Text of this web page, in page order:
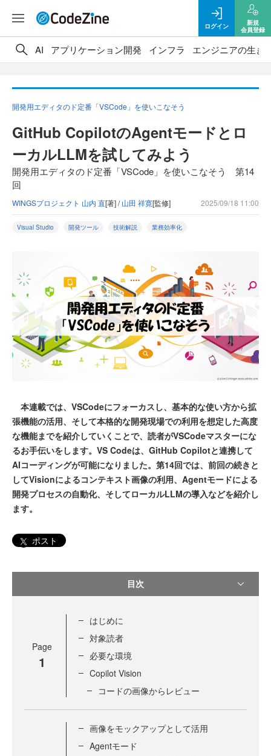
ログイン
新規
会員登録
AI アプリケーション開発 インフラ エンジニアの生き
開発用エディタのド定番「VSCode」を使いこなそう
GitHub CopilotのAgentモードとロ
ーカルLLMを試してみよう
開発用エディタのド定番「VSCode」を使いこなそう 第14
回
WINGSプロジェクト 山内 直[著] /山田 祥寛[監修] 2025/09/18 11:00
Visual Studio 開発ツール 技術解説 業務効率化
本連載では、VSCodeにフォーカスし、基本的な使い方から拡
張機能の活用、そして本格的な開発現場での利用を想定した高度
な機能までを紹介していくことで、読者がVSCodeマスターにな
るお手伝いをします。VS Codeは、GitHub Copilotと連携して
AIコーディングが可能になりました。第14回では、前回の続きと
してVisionによるコンテキスト画像の利用、Agentモードによる
開発プロセスの自動化、そしてローカルLLMの導入などを紹介し
ます。
ポスト
目次
Page
1
はじめに
対象読者
必要な環境
Copilot Vision
コードの画像からレビュー
画像をモックアップとして活用
Agentモード